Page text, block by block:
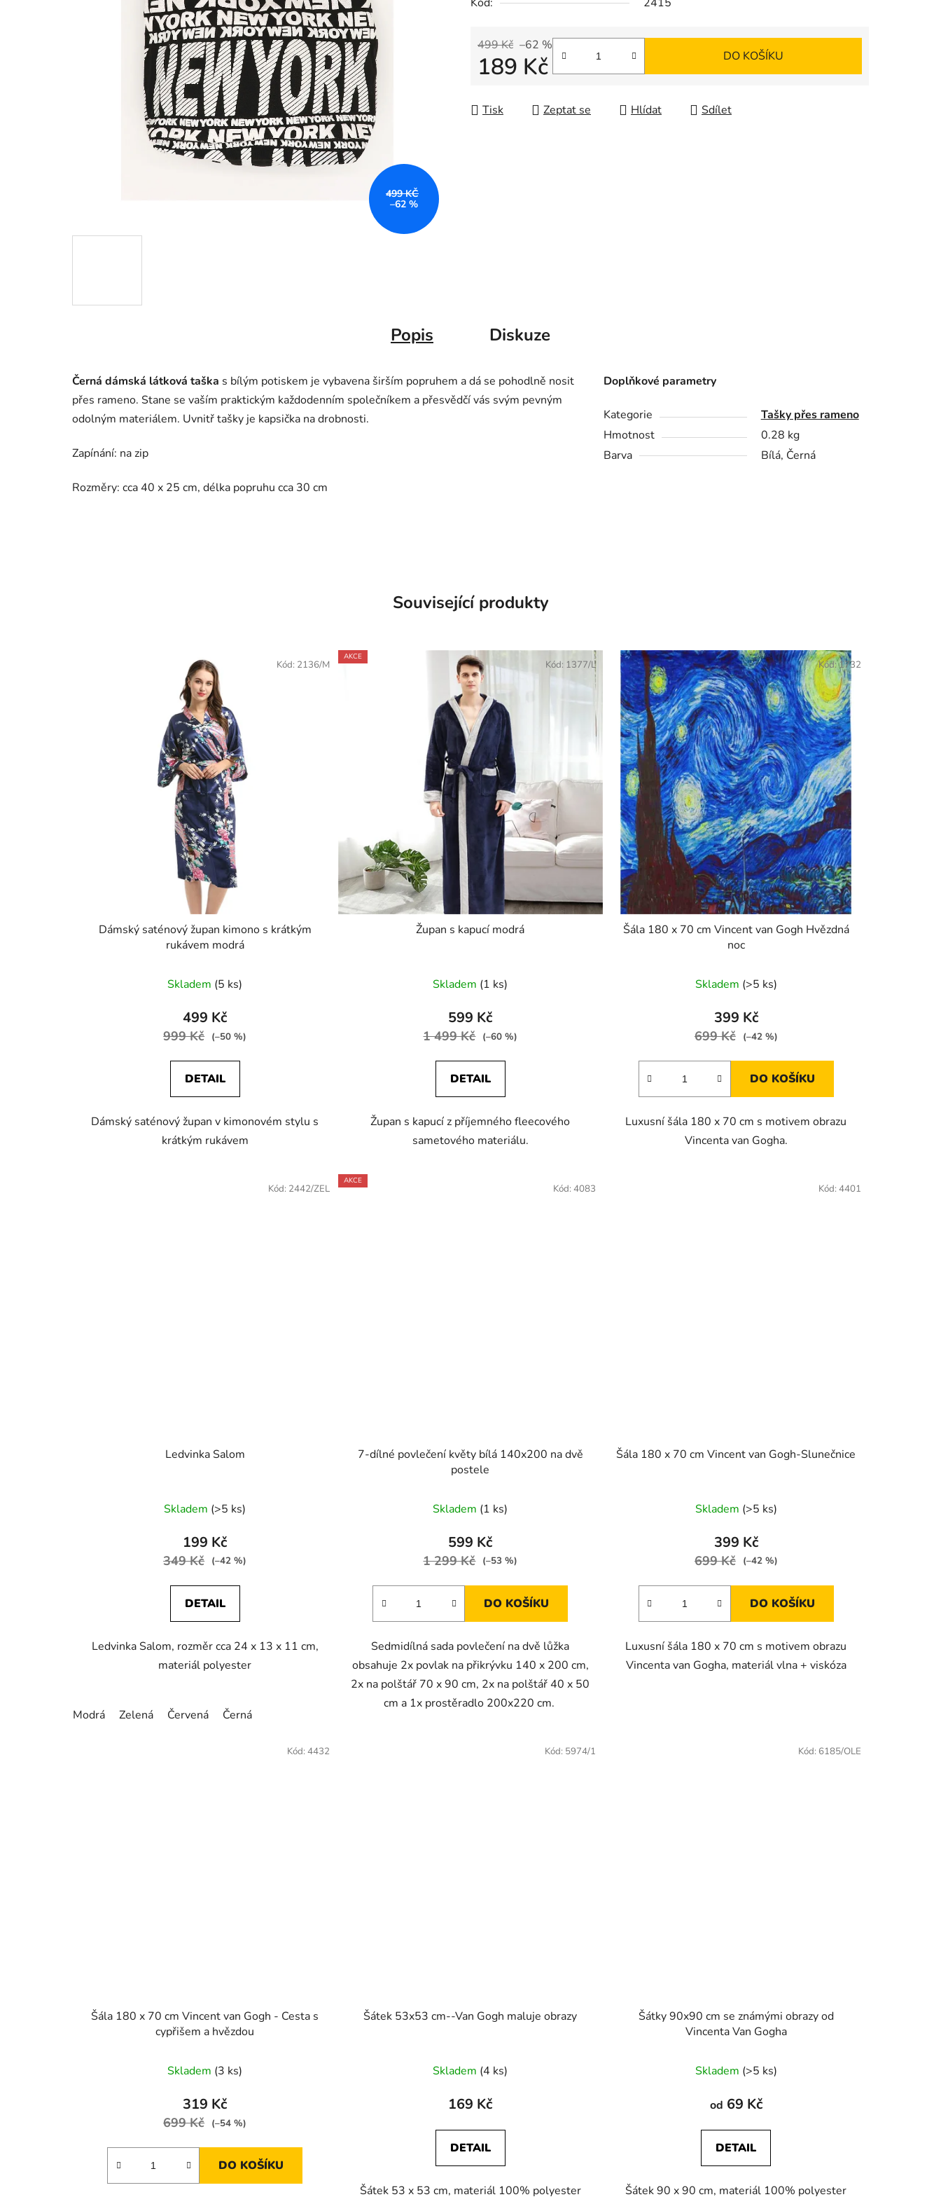
499 Kč –62 %
189 Kč DO KOŠÍKU
Tisk Zeptat se Hlídat Sdílet
499 KČ
–62 %
Popis Diskuze
Černá dámská látková taška s bílým potiskem je vybavena širším popruhem a dá se pohodlně nosit
přes rameno. Stane se vaším praktickým každodenním společníkem a přesvědčí vás svým pevným
odolným materiálem. Uvnitř tašky je kapsička na drobnosti.
Zapínání: na zip
Rozměry: cca 40 x 25 cm, délka popruhu cca 30 cm
Doplňkové parametry
Kategorie
Tašky přes rameno
Hmotnost
0.28 kg
Barva
Bílá, Černá
Související produkty
Dámský saténový župan kimono s krátkým
rukávem modrá
Skladem (5 ks)
499 Kč
999 Kč (–50 %)
DETAIL
Dámský saténový župan v kimonovém stylu s
krátkým rukávem
Kód: 2136/M
AKCE
Župan s kapucí modrá
Skladem (1 ks)
599 Kč
1 499 Kč (–60 %)
DETAIL
Župan s kapucí z příjemného fleecového
sametového materiálu.
Kód: 1377/L
Šála 180 x 70 cm Vincent van Gogh Hvězdná
noc
Skladem (>5 ks)
399 Kč
699 Kč (–42 %)
DO KOŠÍKU
Luxusní šála 180 x 70 cm s motivem obrazu
Vincenta van Gogha.
Kód:1732
Ledvinka Salom
Skladem (>5 ks)
199 Kč
349 Kč (–42 %)
DETAIL
Ledvinka Salom, rozměr cca 24 x 13 x 11 cm,
materiál polyester
Modrá Zelená Červená Černá
Kód: 2442/ZEL
AKCE
7-dílné povlečení květy bílá 140x200 na dvě
postele
Skladem (1 ks)
599 Kč
1 299 Kč (–53 %)
DO KOŠÍKU
Sedmidílná sada povlečení na dvě lůžka
obsahuje 2x povlak na přikrývku 140 x 200 cm,
2x na polštář 70 x 90 cm, 2x na polštář 40 x 50
cm a 1x prostěradlo 200x220 cm.
Kód: 4083
Šála 180 x 70 cm Vincent van Gogh-Slunečnice
Skladem (>5 ks)
399 Kč
699 Kč (–42 %)
DO KOŠÍKU
Luxusní šála 180 x 70 cm s motivem obrazu
Vincenta van Gogha, materiál vlna + viskóza
Kód: 4401
Šála 180 x 70 cm Vincent van Gogh - Cesta s
cypřišem a hvězdou
Skladem (3 ks)
319 Kč
699 Kč (–54 %)
DO KOŠÍKU
Kód:4432
Šátek 53x53 cm--Van Gogh maluje obrazy
Skladem (4 ks)
169 Kč
DETAIL
Šátek 53 x 53 cm, materiál 100% polyester
Kód: 5974/1
Šátky 90x90 cm se známými obrazy od
Vincenta Van Gogha
Skladem (>5 ks)
od 69 Kč
DETAIL
Šátek 90 x 90 cm, materiál 100% polyester
Kód: 6185/OLE